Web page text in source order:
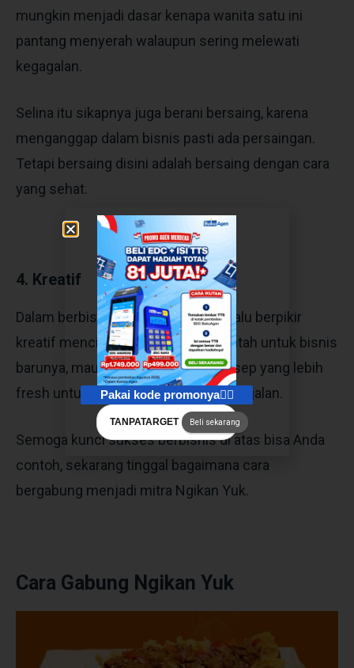
mungkin menjadi dasar kenapa wanita satu ini
pantang menyerah walaupun sering melewati
kegagalan.
Selina itu sikapnya juga berani bersaing, karena
menganggap dalam bisnis pasti ada persaingan.
Tetapi bersaing disini adalah bersaing dengan cara
yang sehat.
4. Kreatif
Dalam berbisnis Rachel Vennya selalu berpikir
kreatif menciptakan inovasi baru entah untuk bisnis
barunya, maupun menciptakan konsep yang lebih
fresh untuk bisnisnya yang sudah berjalan.
Semoga kunci sukses berbisnis di atas bisa Anda
contoh, sekarang tinggal bagaimana cara
bergabung menjadi mitra Ngikan Yuk.
Cara Gabung Ngikan Yuk
Pakai kode promonya👇🏻
TANPATARGET Beli sekarang